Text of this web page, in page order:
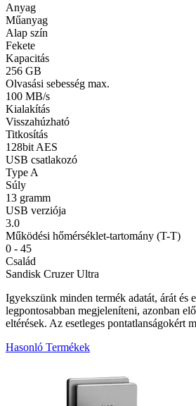
Anyag
Műanyag
Alap szín
Fekete
Kapacitás
256 GB
Olvasási sebesség max.
100 MB/s
Kialakítás
Visszahúzható
Titkosítás
128bit AES
USB csatlakozó
Type A
Súly
13 gramm
USB verziója
3.0
Működési hőmérséklet-tartomány (T-T)
0 - 45
Család
Sandisk Cruzer Ultra
Igyekszünk minden termék adatát, árát és
legpontosabban megjeleníteni, azonban
eltérések. Az esetleges pontatlanságokért
Hasonló Termékek